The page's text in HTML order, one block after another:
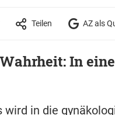
Teilen AZ als
Wahrheit: In
wird in die